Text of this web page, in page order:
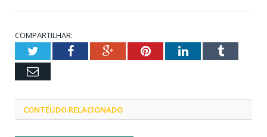
COMPARTILHAR:
TwitterFacebookGoogle+PinterestLinkedInTumblr
Email
CONTEÚDO RELACIONADO